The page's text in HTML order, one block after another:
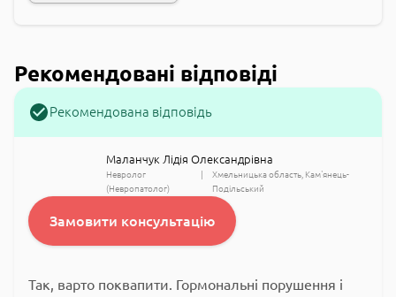
Рекомендовані відповіді
Рекомендована відповідь
Маланчук Лідія Олександрівна
Невролог
(Невропатолог)
Хмельницька область Кам'янець-
Подільський
Замовити консультацію
Так, варто поквапити. Гормональні порушення і